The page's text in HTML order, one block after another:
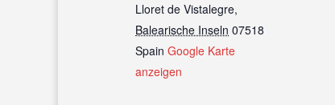
Lloret de Vistalegre,
Balearische Inseln 07518
Spain Google Karte
anzeigen